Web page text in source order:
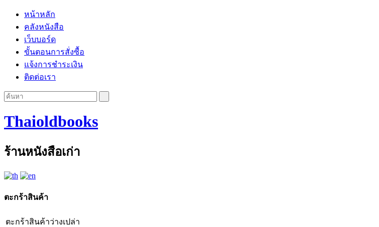
หน้าหลัก
คลังหนังสือ
เว็บบอร์ด
ขั้นตอนการสั่งซื้อ
แจ้งการชำระเงิน
ติดต่อเรา
Thaioldbooks
ร้านหนังสือเก่า
ตะกร้าสินค้า
ตะกร้าสินค้าว่างเปล่า